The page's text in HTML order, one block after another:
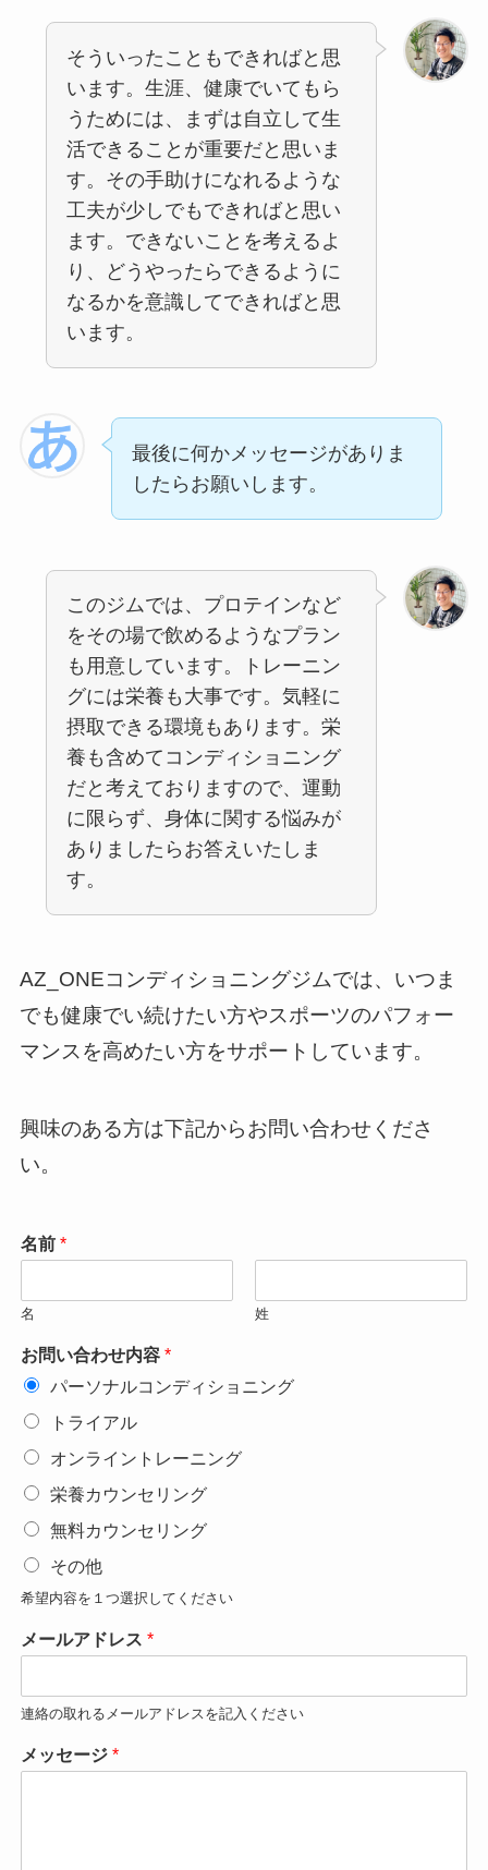
そういったこともできればと思
います。生涯、健康でいてもら
うためには、まずは自立して生
活できることが重要だと思いま
す。その手助けになれるような
工夫が少しでもできればと思い
ます。できないことを考えるよ
り、どうやったらできるように
なるかを意識してできればと思
います。
最後に何かメッセージがありま
したらお願いします。
このジムでは、プロテインなど
をその場で飲めるようなプラン
も用意しています。トレーニン
グには栄養も大事です。気軽に
摂取できる環境もあります。栄
養も含めてコンディショニング
だと考えておりますので、運動
に限らず、身体に関する悩みが
ありましたらお答えいたしま
す。
AZ_ONEコンディショニングジムでは、いつま
でも健康でい続けたい方やスポーツのパフォー
マンスを高めたい方をサポートしています。
興味のある方は下記からお問い合わせくださ
い。
名前 *
名 姓
お問い合わせ内容 *
パーソナルコンディショニング
トライアル
オンライントレーニング
栄養カウンセリング
無料カウンセリング
その他
希望内容を１つ選択してください
メールアドレス *
連絡の取れるメールアドレスを記入ください
メッセージ *